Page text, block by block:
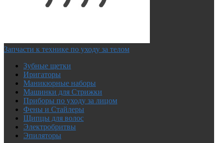
Запчасти к технике по уходу за телом
Зубные щетки
Иригаторы
Маникюрные наборы
Машинки для Стрижки
Приборы по уходу за лицом
Фены и Стайлеры
Щипцы для волос
Электробритвы
Эпиляторы